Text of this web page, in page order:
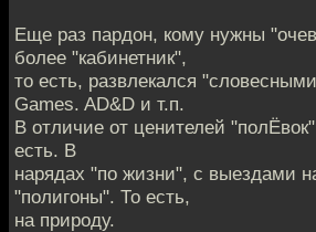
Еще раз пардон, кому нужны
более "кабинетник",
то есть, развлекался
Games. AD&D и т.п.
В отличие от ценителей
есть. В
нарядах "по жизни", с выездами
"полигоны". То есть,
на природу.